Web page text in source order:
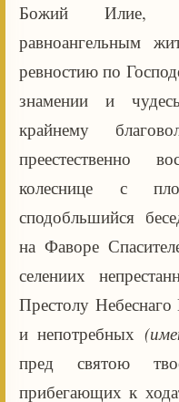
Божий Илие,
равноангельным
ревностию по
знамении и
крайнему
преестественно
колеснице с
сподобльшийся
на Фаворе
селениих
Престолу
и непотребных
пред святою
прибегающих к